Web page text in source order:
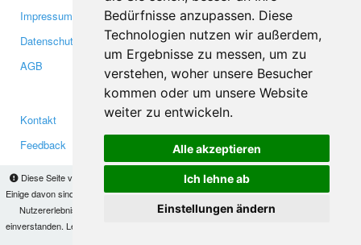
Bedürfnisse anzupassen. Diese
Technologien nutzen wir außerdem,
um Ergebnisse zu messen, um zu
verstehen, woher unsere Besucher
kommen oder um unsere Website
weiter zu entwickeln.
Alle akzeptieren
Ich lehne ab
Einstellungen ändern
Diese Seite verwendet Cookies, um Informationen auf Ihrem Computer zu speichern.
Einige davon sind notwendig, damit unsere Seite funktioniert, andere helfen uns dabei, das
Nutzererlebnis zu verbessern. Mit der Nutzung dieser Seite erklären Sie sich damit
einverstanden. Lesen Sie unsere
Impressum
Datenschutzerklärung
AGB
Gewerbetreibende
Investoren
Medien
Kontakt
Feedback
Facebook
Twitter
YouTube
Google+